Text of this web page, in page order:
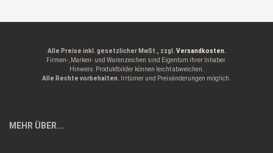
Alle Preise inkl. gesetzlicher MwSt., zzgl. Versandkosten.
Firmen-, Marken- und Warenzeichen sind Eigentum ihrer Inhaber.
Hinweis: Produktbilder können leicht abweichen.
Alle Rechte vorbehalten. Irrtümer und Preisänderungen möglich.
MEHR ÜBER...